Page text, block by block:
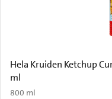
Hela Kruiden Ketchup
ml
800 ml